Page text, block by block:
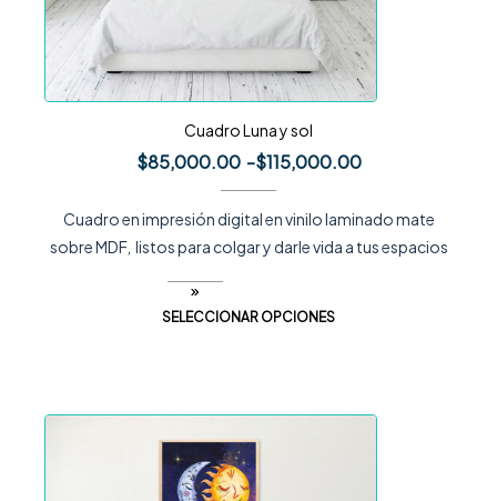
Cuadro Luna y sol
$85,000.00 -$115,000.00
Cuadro en impresión digital en vinilo laminado mate
sobre MDF, listos para colgar y darle vida a tus espacios
SELECCIONAR OPCIONES